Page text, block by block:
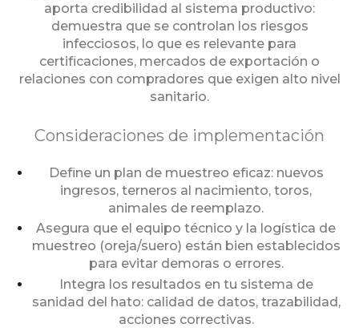
aporta credibilidad al sistema productivo:
demuestra que se controlan los riesgos
infecciosos, lo que es relevante para
certificaciones, mercados de exportación o
relaciones con compradores que exigen alto nivel
sanitario.
Consideraciones de implementación
Define un plan de muestreo eficaz: nuevos
ingresos, terneros al nacimiento, toros,
animales de reemplazo.
Asegura que el equipo técnico y la logística de
muestreo (oreja/suero) están bien establecidos
para evitar demoras o errores.
Integra los resultados en tu sistema de
sanidad del hato: calidad de datos, trazabilidad,
acciones correctivas.